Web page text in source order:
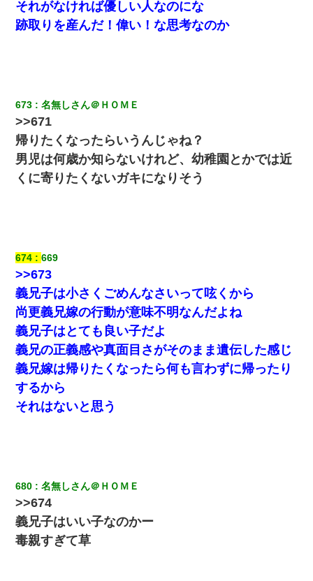
俺「初対面でなに言ったか覚えてる？」嫁「臭いんだよ！キモオ
タ？だっけ？」俺「だいたい合ってる。で、なんで告白してきた
とっさに女児を捕まえたら変質者扱いされた。母親「あっち行っ
てよ！気持ち悪い！（ｼｯｼｯ」→ 後日、俺を見つけた母親がすっ飛
んできて・・・
妻「ずっと好きだった人と一緒になりたいから、わかれてくださ
義兄嫁「娘が大学に入ったら下宿させて」私「しつこい、学校斡
ろ！」とキレて・・・
22歳の頃、父に36歳の男性とお見合いをしてくれと頼まれた。父
の親会社の経営者の息子さんだったので、父も喜んで私の写真を
送ったんだが→
隣の部屋の住民の母親、オートロックを突破してマンションに入
り込んできたみたいで、ずっとドアの前で喚いてて滅茶苦茶うる
さかった。
【衝撃】ある工場に配属すると、女の人がみんな退職してしま
う。会社「仕事がハードだし田舎で娯楽も少ないからキツイの
か…」→ 実際は違った
200万を貸したコウトから、追加で400万の申し込み、私「無理。
義弟より娘たちが大事」旦那「娘たちが成人したら別れよう」私
それがなければ優しい人なのにな
跡取りを産んだ！偉い！な思考なのか
673 名無しさん＠ＨＯＭＥ
>>671
帰りたくなったらいうんじゃね？
男児は何歳か知らないけれど、幼稚園とかでは近
くに寄りたくないガキになりそう
674 669
>>673
義兄子は小さくごめんなさいって呟くから
尚更義兄嫁の行動が意味不明なんだよね
義兄子はとても良い子だよ
義兄の正義感や真面目さがそのまま遺伝した感じ
義兄嫁は帰りたくなったら何も言わずに帰ったり
するから
それはないと思う
680 名無しさん＠ＨＯＭＥ
>>674
義兄子はいい子なのかー
毒親すぎて草